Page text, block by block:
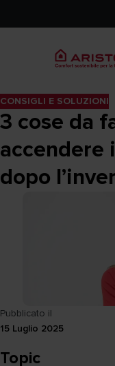
CONSIGLI E SOLUZIONI
3 cose da
accendere
dopo
Pubblicato il
15 Luglio 2025
Topic